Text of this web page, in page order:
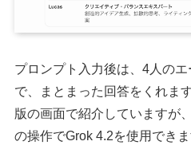
プロンプト入力後は、4人の
で、まとまった回答をくれま
版の画面で紹介していますが
の操作でGrok 4.2を使用できま